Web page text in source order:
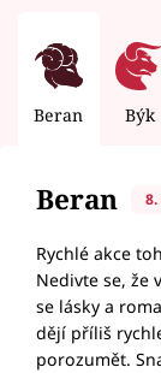
Beran Býk
Beran 8.
Rychlé akce
Nedivte se, že
se lásky a
dějí příliš
porozumět.